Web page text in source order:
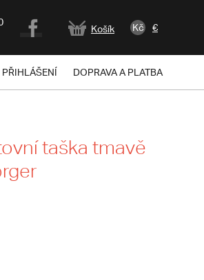
Košík Kč €
PŘIHLÁŠENÍ DOPRAVA A PLATBA
taška tmavě